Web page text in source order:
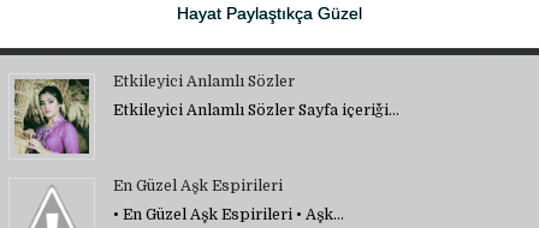
Hayat Paylaştıkça Güzel
Etkileyici Anlamlı Sözler
Etkileyici Anlamlı Sözler Sayfa içeriği…
En Güzel Aşk Espirileri
• En Güzel Aşk Espirileri • Aşk…